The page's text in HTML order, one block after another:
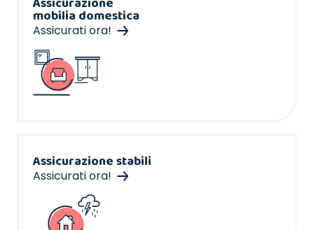
mobilia domestica
Assicurati ora!
Assicurazione stabili
Assicurati ora!